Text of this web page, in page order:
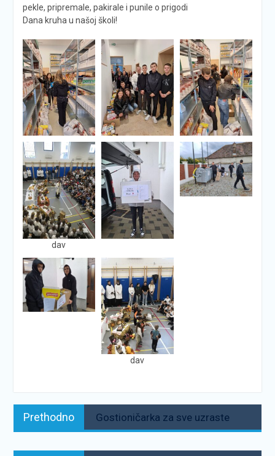
pekle, pripremale, pakirale i punile o prigodi
Dana kruha u našoj školi!
dav
dav
Navigacija
objava
Prethodno Prethodno:
Gostioničarka za sve uzraste